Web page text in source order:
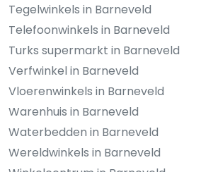
Tegelwinkels in Barneveld
Telefoonwinkels in Barneveld
Turks supermarkt in Barneveld
Verfwinkel in Barneveld
Vloerenwinkels in Barneveld
Warenhuis in Barneveld
Waterbedden in Barneveld
Wereldwinkels in Barneveld